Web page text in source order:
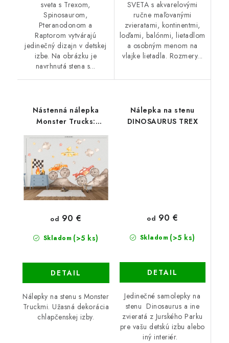
sveta s Trexom,
Spinosaurom,
Pteranodonom a
Raptorom vytvárajú
jedinečný dizajn v detskej
izbe. Na obrázku je
navrhnutá stena s...
SVETA s akvarelovými
ručne maľovanými
zvieratami, kontinentmi,
loďami, balónmi, lietadlom
a osobným menom na
vlajke lietadla. Rozmery...
Nástenná nálepka
Monster Trucks:
chlapčenskej izby
Skladom (>5 ks)
od 90 €
DETAIL
Nálepky na stenu s Monster
Truckmi. Užasná dekorácia
chlapčenskej izby.
Nálepka na stenu
DINOSAURUS TREX
Skladom (>5 ks)
od 90 €
DETAIL
Jedinečné samolepky na
stenu Dinosaurus a ine
zvieratá z Jurského Parku
pre vašu detskú izbu alebo
iný interiér.